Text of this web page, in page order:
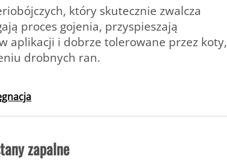
który skutecznie zwalcza
proces gojenia, przyspieszają
aplikacji i dobrze tolerowane przez koty,
drobnych ran.
zapalne